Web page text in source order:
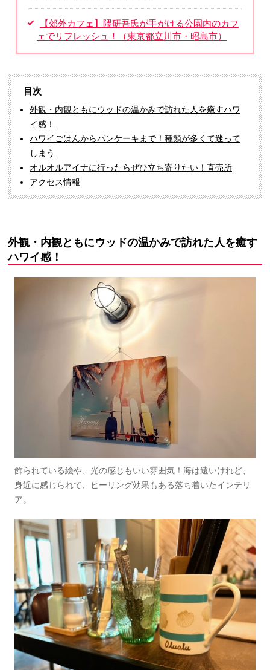
【郊外カフェ】隈研吾氏が手がける公園内のカフ
ェでリフレッシュ！（東京都立川市・昭島市）
目次
外観・内観ともにウッドの温かみで訪れた人を癒すハワ
イ感！
ハワイごはんからパンケーキまで！種類が多くて迷って
しまう
オルオルアイナに行ったらぜひ立ち寄りたい！直売所
アクセス情報
外観・内観ともにウッドの温かみで訪れた人を癒す
ハワイ感！
飾られている絵や、光の感じもいい雰囲気！海は遠いけれど、
身近に感じられて、ヒーリング効果もある落ち着いたインテリ
ア。